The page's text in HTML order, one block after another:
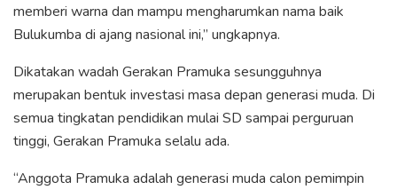
memberi warna dan mampu mengharumkan nama baik
Bulukumba di ajang nasional ini,” ungkapnya.
Dikatakan wadah Gerakan Pramuka sesungguhnya
merupakan bentuk investasi masa depan generasi muda. Di
semua tingkatan pendidikan mulai SD sampai perguruan
tinggi, Gerakan Pramuka selalu ada.
“Anggota Pramuka adalah generasi muda calon pemimpin